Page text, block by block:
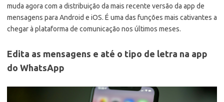
muda agora com a distribuição da mais recente versão da app de
mensagens para Android e iOS. É uma das funções mais cativantes a
chegar à plataforma de comunicação nos últimos meses.
Edita as mensagens e até o tipo de letra na app
do WhatsApp